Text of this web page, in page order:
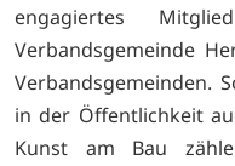
engagiertes
Verbandsgemeinde
Verbandsgemeinden.
in der Öffentlichkeit
Kunst am Bau